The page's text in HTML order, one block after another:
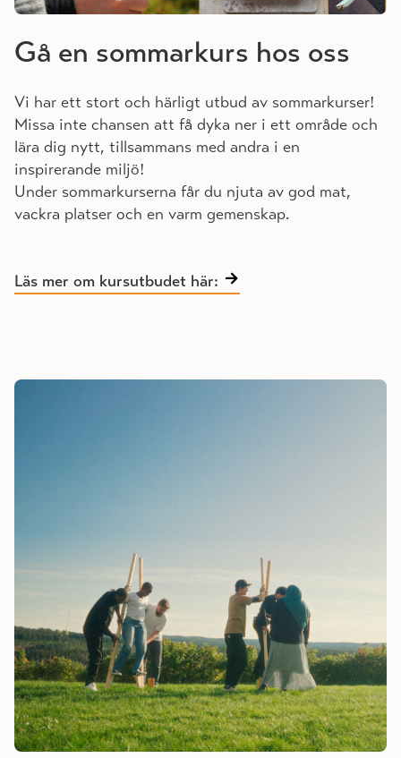
Gå en sommarkurs hos oss
Vi har ett stort och härligt utbud av sommarkurser!
Missa inte chansen att få dyka ner i ett område och
lära dig nytt, tillsammans med andra i en
inspirerande miljö!
Under sommarkurserna får du njuta av god mat,
vackra platser och en varm gemenskap.
Läs mer om kursutbudet här: